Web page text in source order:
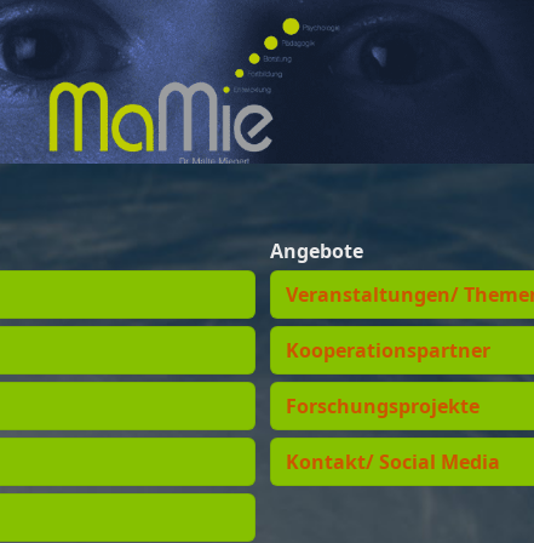
Angebote
Veranstaltungen/
Kooperationspartner
Forschungsprojekte
Kontakt/ Social Media